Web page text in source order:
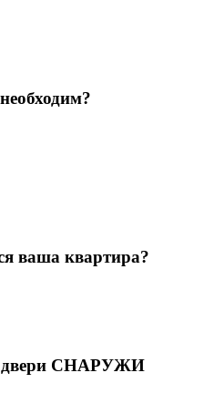
ваша квартира?
двери СНАРУЖИ